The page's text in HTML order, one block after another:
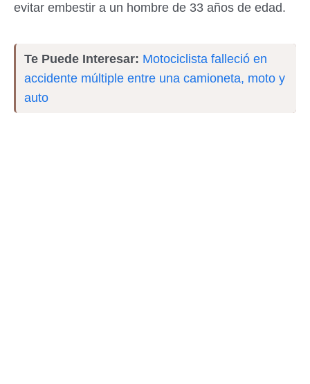
evitar embestir a un hombre de 33 años de edad.
Te Puede Interesar: Motociclista falleció en
accidente múltiple entre una camioneta, moto y
auto